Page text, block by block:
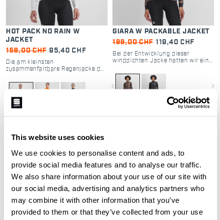
This website uses cookies
We use cookies to personalise content and ads, to
provide social media features and to analyse our traffic.
We also share information about your use of our site with
our social media, advertising and analytics partners who
may combine it with other information that you’ve
provided to them or that they’ve collected from your use
HOT PACK NO RAIN W
JACKET
159,00 CHF 95,40 CHF
Die am kleinsten
zusammenfaltbare Regenjacke der
Regenschutz bei geringstem
Gewicht. Leicht, zusammenfaltbar
und enganliegende Passform.
GIARA W PACKABLE JACKET
199,00 CHF 119,40 CHF
Bei der Entwicklung dieser
winddichten Jacke hatten wir ein
leicht und einfach zu verstauen
wie möglich sein.
navigate_before navigate_next
local_offerPromo 30% local_offerPromo 30%